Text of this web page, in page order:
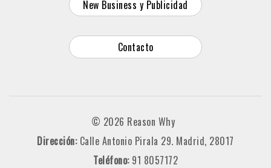
New Business y Publicidad
Contacto
© 2026 Reason Why
Dirección: Calle Antonio Pirala 29. Madrid, 28017
Teléfono: 91 8057172